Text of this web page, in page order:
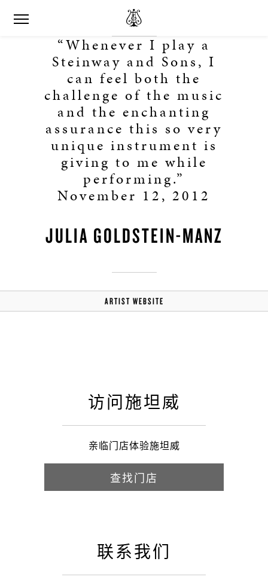
“Whenever I play a
Steinway and Sons, I
can feel both the
challenge of the music
and the enchanting
assurance this so very
unique instrument is
giving to me while
performing.”
November 12, 2012
JULIA GOLDSTEIN-MANZ
ARTIST WEBSITE
访问施坦威
亲临门店体验施坦威
查找门店
联系我们